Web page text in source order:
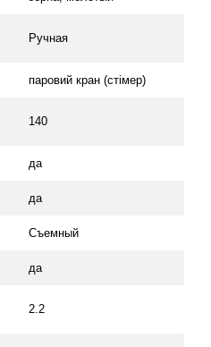
Ручная
паровий кран (стімер)
140
да
да
Съемный
да
2.2